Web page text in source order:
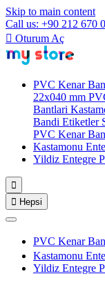
Skip to main content
Call us: +90 212 670
 Oturum Aç
PVC Kenar
22x040 mm
Bantlari
Bandi Etiketler
PVC Kenar
Kastamonu
Yildiz Entegre

 Hepsi
PVC Kenar
Kastamonu
Yildiz Entegre